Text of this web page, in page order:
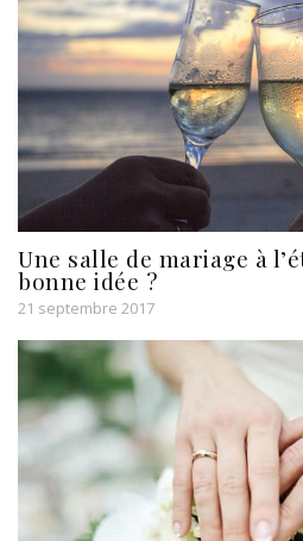
Une salle de mariage à
bonne idée ?
21 septembre 2017